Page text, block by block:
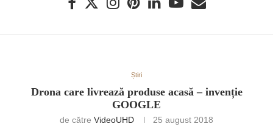
Știri
Drona care livrează produse acasă – invenție
GOOGLE
de către VideoUHD 25 august 2018